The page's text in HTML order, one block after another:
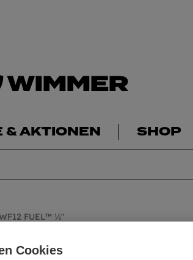
& AKTIONEN SHOP
FUEL™ ½″
Milwaukee Akku-
Cookies